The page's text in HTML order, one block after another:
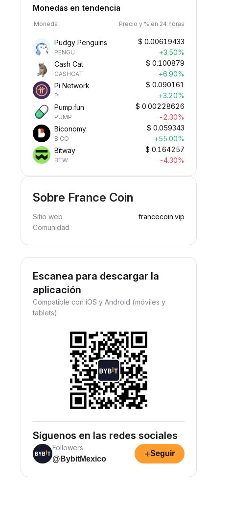
Monedas en tendencia
Moneda Precio y % en 24 horas
Pudgy Penguins
PENGU
$ 0.00619433
+3.50%
Cash Cat
CASHCAT
$ 0.100879
+6.90%
Pi Network
PI
$ 0.090161
+3.20%
Pump.fun
PUMP
$ 0.00228626
-2.30%
Biconomy
BICO
$ 0.059343
+55.00%
Bitway
BTW
$ 0.164257
-4.30%
Sobre France Coin
Sitio web
francecoin.vip
Comunidad
Escanea para descargar la
aplicación
Compatible con iOS y Android (móviles y
tablets)
Síguenos en las redes sociales
Followers
@BybitMexico
+Seguir